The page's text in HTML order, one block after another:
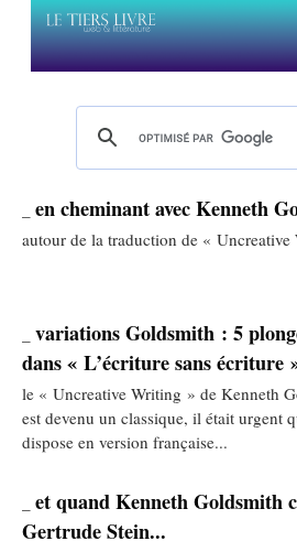
en cheminant avec Kenneth
autour de la traduction de «
variations Goldsmith : 5
dans « L’écriture sans écriture
le « Uncreative Writing » de Kenneth
est devenu un classique, il était urgent
dispose en version française...
et quand Kenneth Goldsmith
Gertrude Stein...